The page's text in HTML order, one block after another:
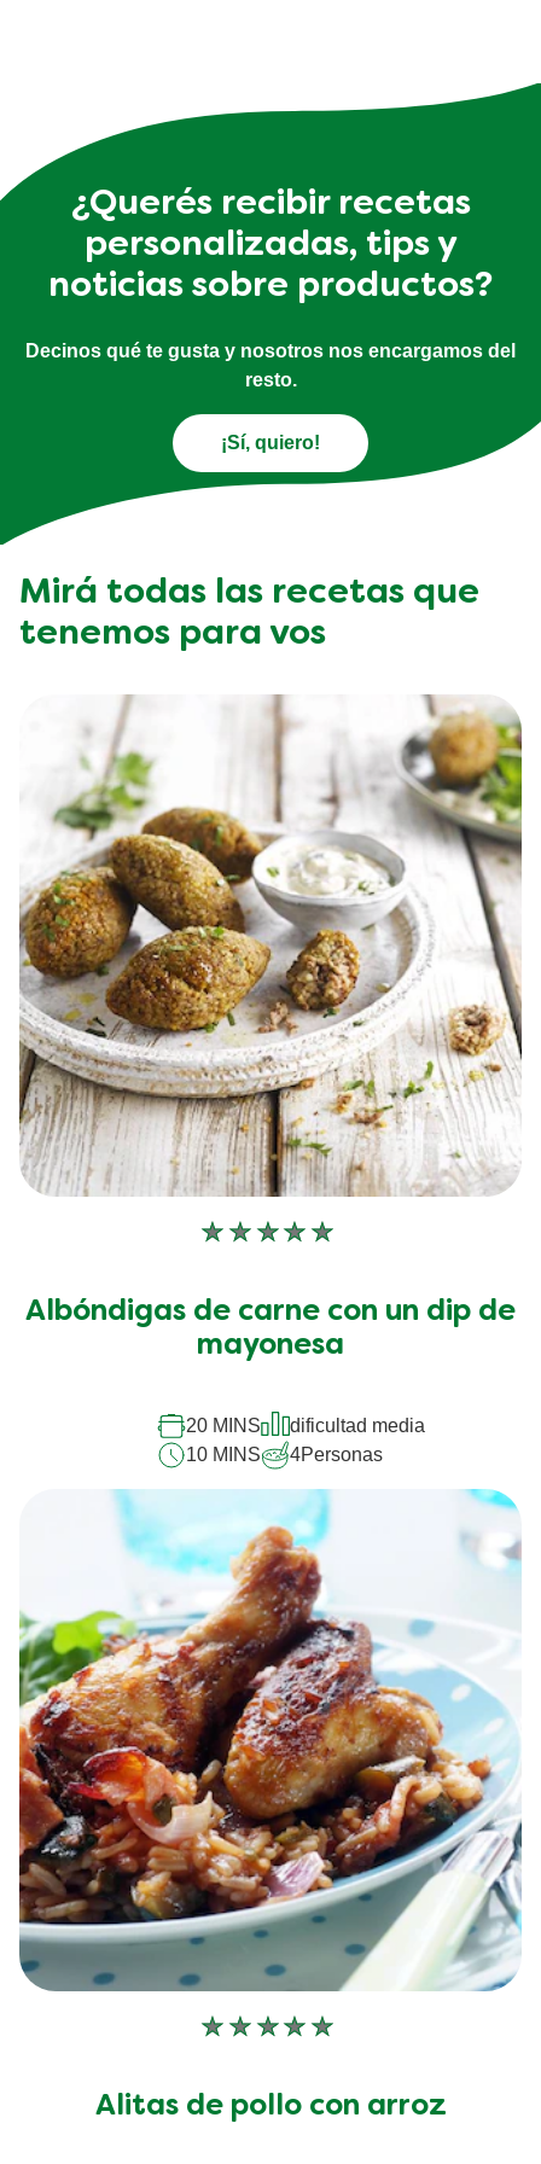
¿Querés recibir recetas
personalizadas, tips y
noticias sobre productos?
Decinos qué te gusta y nosotros nos encargamos del
resto.
¡Sí, quiero!
Mirá todas las recetas que
tenemos para vos
No
enviado
calificaciones
recipe
Albóndigas de carne con un dip de
mayonesa
20 MINS
dificultad media
10 MINS
4Personas
No
enviado
Alitas de pollo con arroz